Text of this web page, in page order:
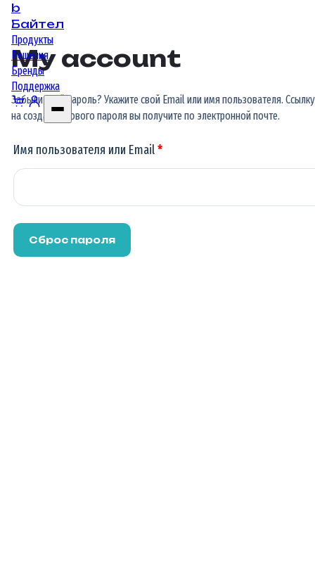
b
Байтел
Продукты
Решения
Бренды
Поддержка
My account
Забыли свой пароль? Укажите свой Email или имя пользователя. Ссылку
на создание нового пароля вы получите по электронной почте.
Имя пользователя или Email*
Сброс пароля